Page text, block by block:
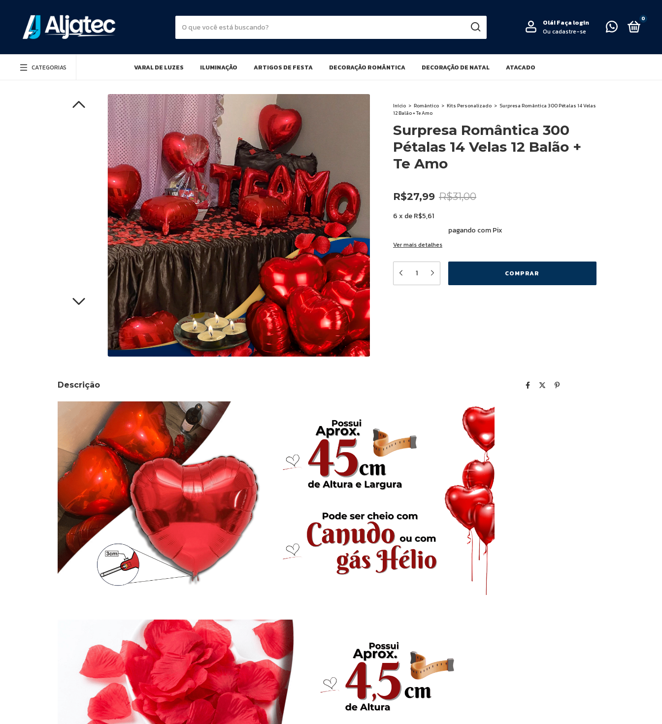
Olá!Faça login
Ou cadastre-se
0
CATEGORIAS VARAL DE LUZES ILUMINAÇÃO ARTIGOS DE FESTA DECORAÇÃO ROMÂNTICA DECORAÇÃO DE NATAL ATACADO
Início > Romântico > Kits Personalizado > Surpresa Romântica 300 Pétalas 14 Velas
12 Balão + Te Amo
Surpresa Romântica 300
Pétalas 14 Velas 12 Balão +
Te Amo
R$27,99 R$31,00
6x deR$5,61
pagando com Pix
Ver mais detalhes
Descrição